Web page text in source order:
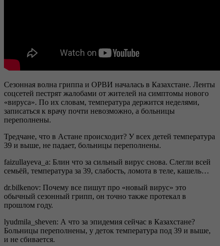
Сезонная волна гриппа и ОРВИ началась в Казахстане. Ленты
соцсетей пестрят жалобами от жителей на симптомы нового
«вируса». По их словам, температура держится неделями,
записаться к врачу почти невозможно, а больницы
переполнены.
Тредчане, что в Астане происходит? У всех детей температура
39 и выше, не падает, больницы переполнены.
faizullayeva_a: Блин что за сильный вирус снова. Слегли всей
семьёй, температура за 39, слабость, ломота в теле, кашель…
dr.bilkenov: Почему все пишут про «новый вирус» это
обычный сезонный грипп, он точно также протекал в
прошлом году.
lyudmila_sheven: А что за эпидемия сейчас в Казахстане?
Больницы переполнены, у деток температура под 39 и выше,
и не сбивается.